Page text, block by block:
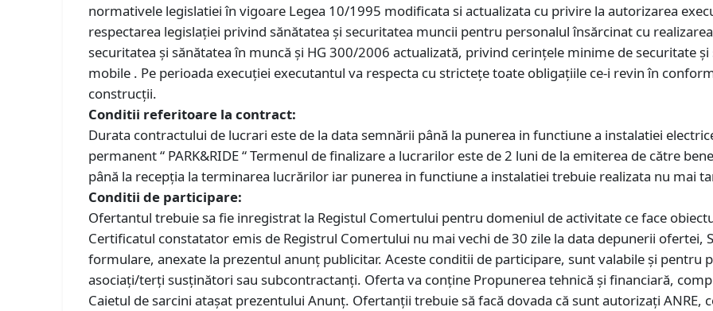
normativele legislatiei în vigoare Legea 10/1995 modificata si actualizata cu privire la autorizarea
respectarea legislației privind sănătatea și securitatea muncii pentru personalul însărcinat cu
securitatea şi sănătatea în muncă și HG 300/2006 actualizată, privind cerințele minime de securitate
mobile . Pe perioada execuției executantul va respecta cu strictețe toate obligațiile ce-i revin în
construcții.
Conditii referitoare la contract:
Durata contractului de lucrari este de la data semnării până la punerea in functiune a instalatiei
permanent “ PARK&RIDE “ Termenul de finalizare a lucrarilor este de 2 luni de la emiterea de către
până la recepția la terminarea lucrărilor iar punerea in functiune a instalatiei trebuie realizata nu mai
Conditii de participare:
Ofertantul trebuie sa fie inregistrat la Registul Comertului pentru domeniul de activitate ce face
Certificatul constatator emis de Registrul Comertului nu mai vechi de 30 zile la data depunerii ofertei,
formulare, anexate la prezentul anunț publicitar. Aceste conditii de participare, sunt valabile și pentru
asociați/terţi susţinători sau subcontractanți. Oferta va conține Propunerea tehnică și financiară,
Caietul de sarcini atașat prezentului Anunț. Ofertanții trebuie să facă dovada că sunt autorizați